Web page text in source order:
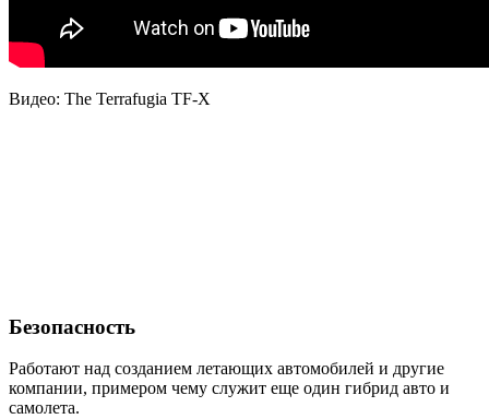
Видео: The Terrafugia TF-X
Безопасность
Работают над созданием летающих автомобилей и другие
компании, примером чему служит еще один гибрид авто и
самолета.